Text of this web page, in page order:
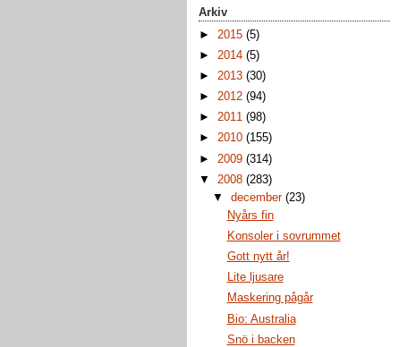
Arkiv
► 2015 (5)
► 2014 (5)
► 2013 (30)
► 2012 (94)
► 2011 (98)
► 2010 (155)
► 2009 (314)
▼ 2008 (283)
▼december(23)
Nyårs fin
Konsoler i sovrummet
Gott nytt år!
Lite ljusare
Maskering pågår
Bio: Australia
Snö i backen